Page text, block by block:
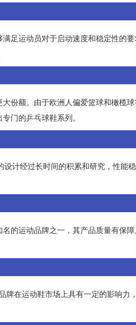
足运动员对于启动速度和稳定性的
份额。由于欧洲人偏爱篮球和橄榄
门的乒乓球鞋系列。
计经过长时间的积累和研究，性能
的运动品牌之一，其产品质量有保
在运动鞋市场上具有一定的影响力